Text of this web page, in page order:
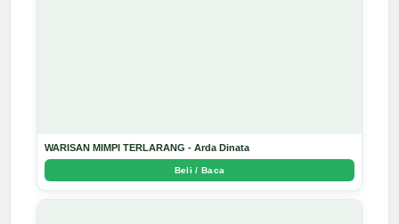
WARISAN MIMPI TERLARANG - Arda Dinata
Beli / Baca